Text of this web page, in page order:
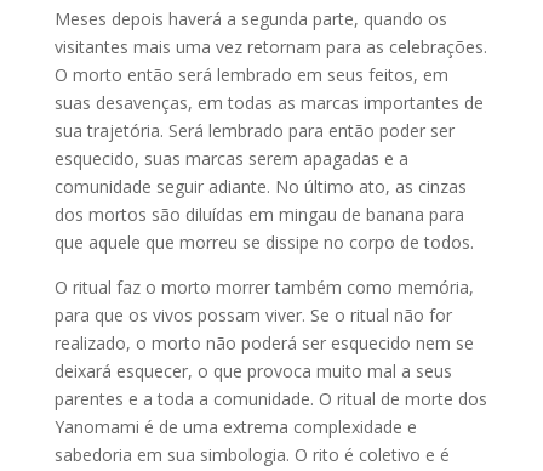
Meses depois haverá a segunda parte, quando os
visitantes mais uma vez retornam para as celebrações.
O morto então será lembrado em seus feitos, em
suas desavenças, em todas as marcas importantes de
sua trajetória. Será lembrado para então poder ser
esquecido, suas marcas serem apagadas e a
comunidade seguir adiante. No último ato, as cinzas
dos mortos são diluídas em mingau de banana para
que aquele que morreu se dissipe no corpo de todos.
O ritual faz o morto morrer também como memória,
para que os vivos possam viver. Se o ritual não for
realizado, o morto não poderá ser esquecido nem se
deixará esquecer, o que provoca muito mal a seus
parentes e a toda a comunidade. O ritual de morte dos
Yanomami é de uma extrema complexidade e
sabedoria em sua simbologia. O rito é coletivo e é